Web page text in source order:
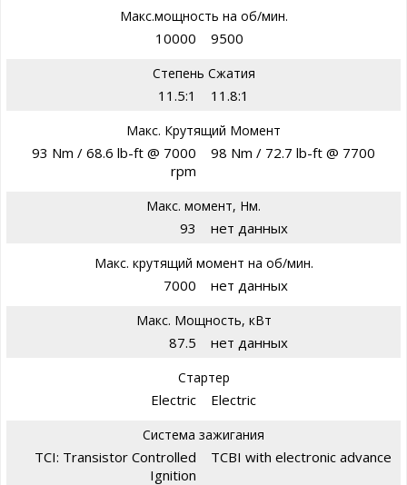
Макс.мощность на об/мин.
10000 9500
Степень Сжатия
11.5:1 11.8:1
Макс. Крутящий Момент
93 Nm / 68.6 lb-ft @ 7000
rpm
98 Nm / 72.7 lb-ft @ 7700
Макс. момент, Нм.
93 нет данных
Макс. крутящий момент на об/мин.
7000 нет данных
Макс. Мощность, кВт
87.5 нет данных
Стартер
Electric Electric
Система зажигания
TCI: Transistor Controlled
Ignition
TCBI with electronic advance